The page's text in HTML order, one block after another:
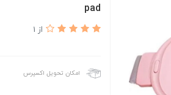
pad
از 1
امکان تحویل اکسپرس